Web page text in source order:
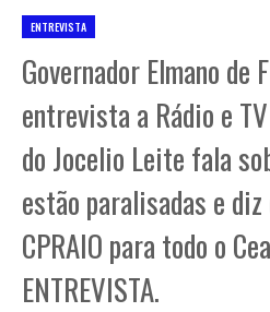
ENTREVISTA
Governador Elmano de
entrevista a Rádio e
do Jocelio Leite fala
estão paralisadas e
CPRAIO para todo o
ENTREVISTA.